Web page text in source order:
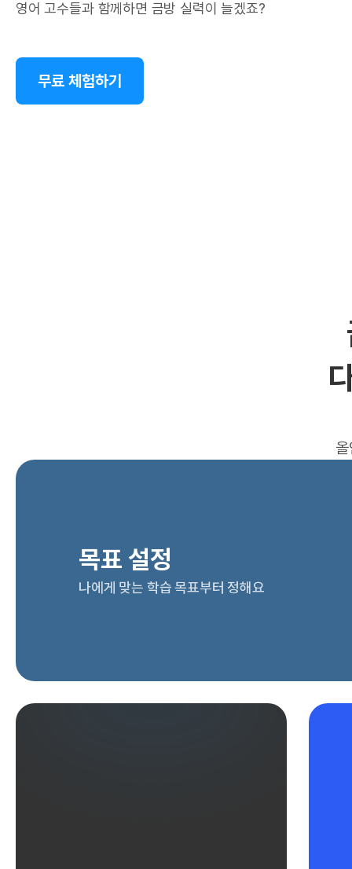
영어 고수들과 함께하면 금방 실력이 늘겠죠?
무료 체험하기
목표 설정
나에게 맞는 학습 목표부터 정해요